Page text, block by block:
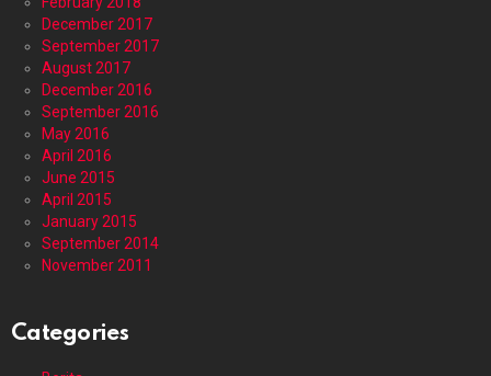
December 2017
September 2017
August 2017
December 2016
September 2016
May 2016
April 2016
June 2015
April 2015
January 2015
September 2014
November 2011
Categories